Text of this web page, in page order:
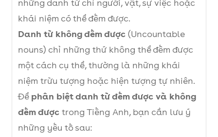
những danh từ chỉ người, vật, sự việc hoặc
khái niệm có thể đếm được.
Danh từ không đếm được (Uncountable
nouns) chỉ những thứ không thể đếm được
một cách cụ thể, thường là những khái
niệm trừu tượng hoặc hiện tượng tự nhiên.
Để phân biệt danh từ đếm được và không
đếm được trong Tiếng Anh, bạn cần lưu ý
những yếu tố sau: